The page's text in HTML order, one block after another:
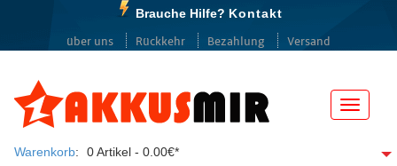
Brauche Hilfe? Kontakt
über uns
Rückkehr Bezahlung Versand
Menü
Warenkorb: 0 Artikel - 0.00€*